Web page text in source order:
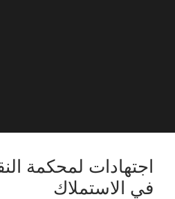
اجتهادات لمحكمة
في الاستملاك